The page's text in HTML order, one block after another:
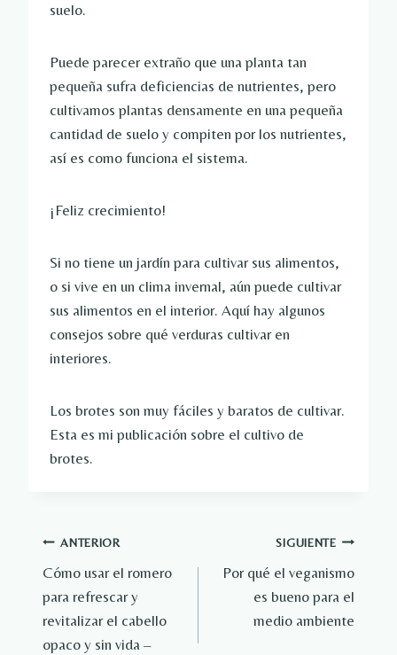
suelo.
Puede parecer extraño que una planta tan
pequeña sufra deficiencias de nutrientes, pero
cultivamos plantas densamente en una pequeña
cantidad de suelo y compiten por los nutrientes,
así es como funciona el sistema.
¡Feliz crecimiento!
Si no tiene un jardín para cultivar sus alimentos,
o si vive en un clima invernal, aún puede cultivar
sus alimentos en el interior. Aquí hay algunos
consejos sobre qué verduras cultivar en
interiores.
Los brotes son muy fáciles y baratos de cultivar.
Esta es mi publicación sobre el cultivo de
brotes.
Navegación
de
entradas
ANTERIOR
Cómo usar el romero
para refrescar y
revitalizar el cabello
opaco y sin vida –
SIGUIENTE
Por qué el veganismo
es bueno para el
medio ambiente